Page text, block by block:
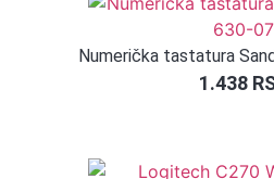
Numerička tastatura
1.438